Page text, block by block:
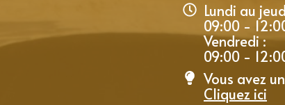
Lundi au
09:00 -
Vendredi :
09:00 -
Vous avez
Cliquez ici